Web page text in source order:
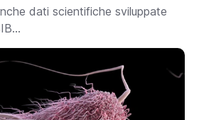
dati scientifiche sviluppate